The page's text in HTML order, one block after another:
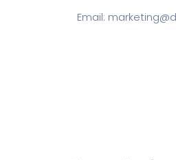
Email: